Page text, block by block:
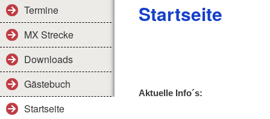
Termine
MX Strecke
Downloads
Gästebuch
Startseite
Startseite
Aktuelle Info´s: